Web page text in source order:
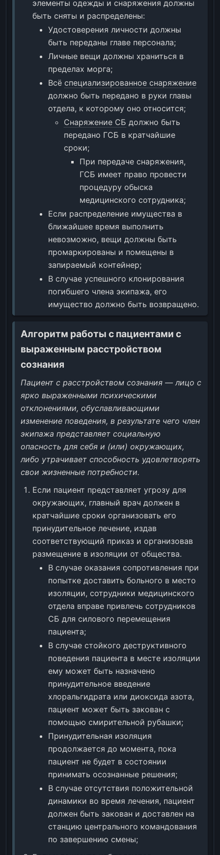
элементы одежды и снаряжения должны
быть сняты и распределены:
Удостоверения личности должны
быть переданы главе персонала;
Личные вещи должны храниться в
пределах морга;
Всё специализированное снаряжение
должно быть передано в руки главы
отдела, к которому оно относится;
Снаряжение СБ должно быть
передано ГСБ в кратчайшие
сроки;
При передаче снаряжения,
ГСБ имеет право провести
процедуру обыска
медицинского сотрудника;
Если распределение имущества в
ближайшее время выполнить
невозможно, вещи должны быть
промаркированы и помещены в
запираемый контейнер;
В случае успешного клонирования
погибшего члена экипажа, его
имущество должно быть возвращено.
Алгоритм работы с пациентами с
выраженным расстройством
сознания
Пациент с расстройством сознания — лицо с
ярко выраженными психическими
отклонениями, обуславливающими
изменение поведения, в результате чего член
экипажа представляет социальную
опасность для себя и (или) окружающих,
либо утрачивает способность удовлетворять
свои жизненные потребности.
Если пациент представляет угрозу для
окружающих, главный врач должен в
кратчайшие сроки организовать его
принудительное лечение, издав
соответствующий приказ и организовав
размещение в изоляции от общества.
В случае оказания сопротивления при
попытке доставить больного в место
изоляции, сотрудники медицинского
отдела вправе привлечь сотрудников
СБ для силового перемещения
пациента;
В случае стойкого деструктивного
поведения пациента в месте изоляции
ему может быть назначено
принудительное введение
хлоральгидрата или диоксида азота,
пациент может быть закован с
помощью смирительной рубашки;
Принудительная изоляция
продолжается до момента, пока
пациент не будет в состоянии
принимать осознанные решения;
В случае отсутствия положительной
динамики во время лечения, пациент
должен быть закован и доставлен на
станцию центрального командования
по завершению смены;